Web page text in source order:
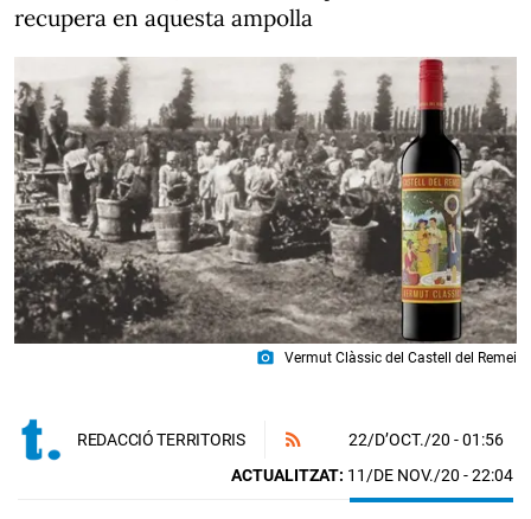
recupera en aquesta ampolla
photo_camera Vermut Clàssic del Castell del Remei
REDACCIÓ TERRITORIS 22/D’OCT./20 - 01:56
ACTUALITZAT: 11/DE NOV./20 - 22:04